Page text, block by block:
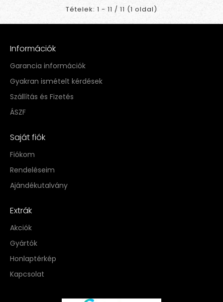
Tételek: 1 - 11 / 11 (1 oldal)
Információk
Garancia információk
Gyakran ismételt kérdések
Szállítás és Fizetés
ÁSZF
Saját fiók
Fiókom
Rendeléseim
Ajándékutalvány
Extrák
Akciók
Gyártók
Honlaptérkép
Kapcsolat